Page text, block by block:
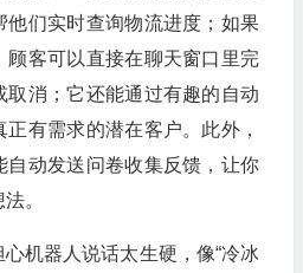
他们实时查询物流进度；如果
顾客可以直接在聊天窗口里完
取消；它还能通过有趣的自动
有需求的潜在客户。此外，
自动发送问卷收集反馈，让你
。
机器人说话太生硬，像“冷冰